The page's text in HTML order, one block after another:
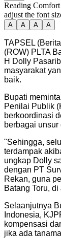
Reading Comfort
adjust the font
A A A A
TAPSEL
(ROW) PLTA
H Dolly
masyarakat
baik.
Bupati
Penilai Publik
berkoordinasi
berbagai
"Sehingga,
terdampak
ungkap Dolly
dengan PT
Rekan, guna
Batang Toru,
Selaanjutnya
Indonesia,
kompensasi
jika ada